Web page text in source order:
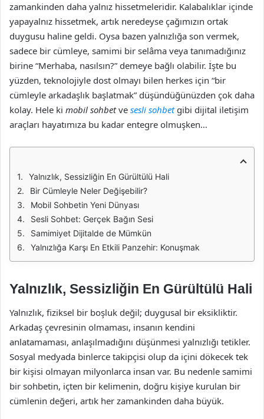
zamankinden daha yalnız hissetmeleridir. Kalabalıklar içinde
yapayalnız hissetmek, artık neredeyse çağımızın ortak
duygusu haline geldi. Oysa bazen yalnızlığa son vermek,
sadece bir cümleye, samimi bir selâma veya tanımadığınız
birine “Merhaba, nasılsın?” demeye bağlı olabilir. İşte bu
yüzden, teknolojiyle dost olmayı bilen herkes için “bir
cümleyle arkadaşlık başlatmak” düşündüğünüzden çok daha
kolay. Hele ki mobil sohbetve sesli sohbetgibi dijital iletişim
araçları hayatımıza bu kadar entegre olmuşken…
Yalnızlık, Sessizliğin En Gürültülü Hali
Bir Cümleyle Neler Değişebilir?
Mobil Sohbetin Yeni Dünyası
Sesli Sohbet: Gerçek Bağın Sesi
Samimiyet Dijitalde de Mümkün
Yalnızlığa Karşı En Etkili Panzehir: Konuşmak
Yalnızlık, Sessizliğin En Gürültülü Hali
Yalnızlık, fiziksel bir boşluk değil; duygusal bir eksikliktir.
Arkadaş çevresinin olmaması, insanın kendini
anlatamaması, anlaşılmadığını düşünmesi yalnızlığı tetikler.
Sosyal medyada binlerce takipçisi olup da içini dökecek tek
bir kişisi olmayan milyonlarca insan var. Bu nedenle samimi
bir sohbetin, içten bir kelimenin, doğru kişiye kurulan bir
cümlenin değeri, artık her zamankinden daha büyük.